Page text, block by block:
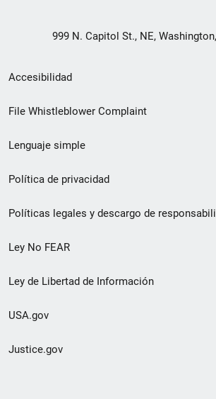
999 N. Capitol St., NE,
Menú
de
de
pie
de
página
Accesibilidad
File Whistleblower Complaint
Lenguaje simple
Política de privacidad
Políticas legales y descargo de
Ley No FEAR
Ley de Libertad de Información
USA.gov
Justice.gov